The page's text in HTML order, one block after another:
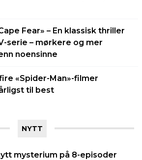
Fear» – En klassisk thriller
serie – mørkere og mer
noensinne
«Spider-Man»-filmer
til best
NYTT
mysterium på 8-episoder